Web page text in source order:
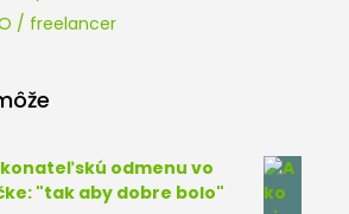
/ freelancer
odmenu vo
"tak aby dobre bolo"